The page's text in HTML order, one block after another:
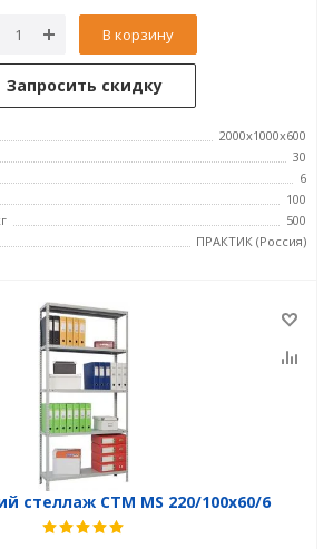
В корзину
Запросить скидку
2000x1000x600
30
6
100
500
ПРАКТИК (Россия)
стеллаж СТМ MS 220/100х60/6